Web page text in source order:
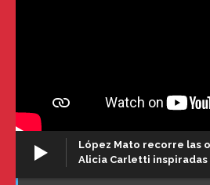
López Mato recorre las
Alicia Carletti inspiradas